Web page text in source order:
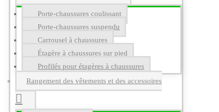
Porte-chaussures coulissant
Porte-chaussures suspendu
Carrousel à chaussures
Étagère à chaussures sur pied
Profilés pour étagères à chaussures
Rangement des vêtements et des accessoires